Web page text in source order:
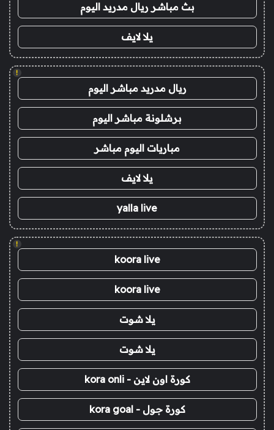
بث مباشر ريال مدريد اليوم
يلا لايف
!
ريال مدريد مباشر اليوم
برشلونة مباشر اليوم
مباريات اليوم مباشر
يلا لايف
yalla live
!
koora live
koora live
يلا شوت
يلا شوت
كورة اون لاين - kora onli
كورة جول - kora goal